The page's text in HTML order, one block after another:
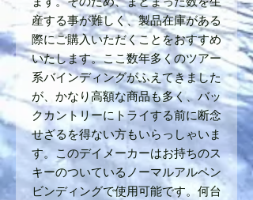
産する事が難しく、製品在庫がある
際にご購入いただくことをおすすめ
いたします。ここ数年多くのツアー
系バインディングがふえてきました
が、かなり高額な商品も多く、バッ
クカントリーにトライする前に断念
せざるを得ない方もいらっしゃいま
す。このデイメーカーはお持ちのス
キーのついているノーマルアルペン
ビンディングで使用可能です。何台